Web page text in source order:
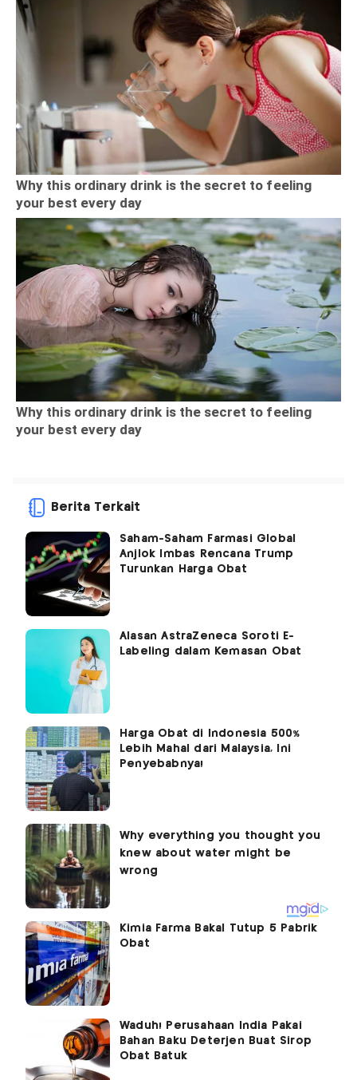
Berita Terkait
Saham-Saham Farmasi Global
Anjlok Imbas Rencana Trump
Turunkan Harga Obat
Alasan AstraZeneca Soroti E-
Labeling dalam Kemasan Obat
Harga Obat di Indonesia 500%
Lebih Mahal dari Malaysia, Ini
Penyebabnya!
Kimia Farma Bakal Tutup 5 Pabrik
Obat
Waduh! Perusahaan India Pakai
Bahan Baku Deterjen Buat Sirop
Obat Batuk